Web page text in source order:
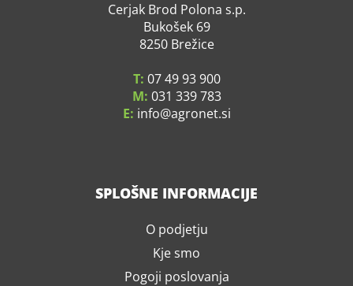
Cerjak Brod Polona s.p.
Bukošek 69
8250 Brežice
T: 07 49 93 900
M: 031 339 783
E: info agronet.si
SPLOŠNE INFORMACIJE
O podjetju
Kje smo
Pogoji poslovanja